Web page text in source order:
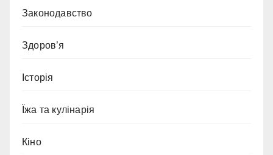
Законодавство
Здоров’я
Історія
Їжа та кулінарія
Кіно